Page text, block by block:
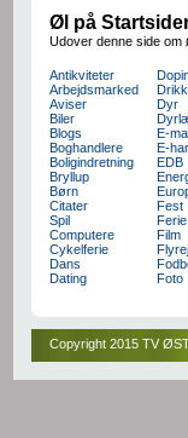
Øl på
Udover denne side om
Antikviteter
Arbejdsmarked
Aviser
Biler
Blogs
Boghandlere
Boligindretning
Bryllup
Børn
Citater
Spil
Computere
Cykelferie
Dans
Dating
Dyr
E-
E-
EDB
Fest
Film
Foto
Copyright 2015 TV